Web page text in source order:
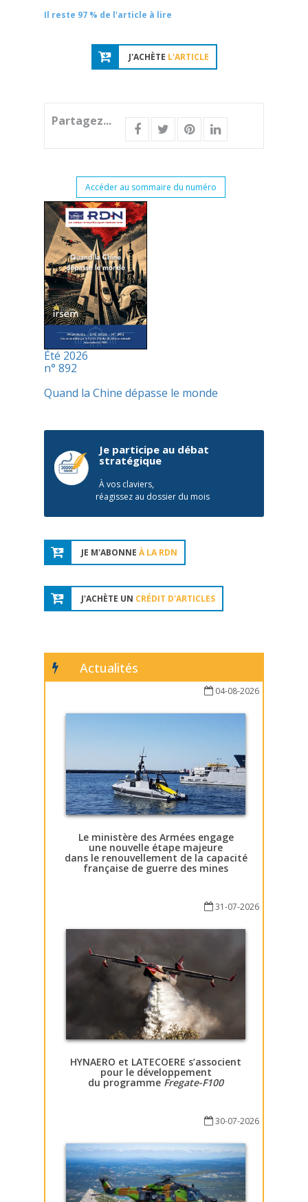
Il reste 97 % de l'article à lire
J'ACHÈTE L'ARTICLE
Partagez...
Accéder au sommaire du numéro
Été 2026
n° 892
Quand la Chine dépasse le monde
Je participe au débat
stratégique
À vos claviers,
réagissez au dossier du mois
JE M'ABONNE À LA RDN
J'ACHÈTE UN CRÉDIT D'ARTICLES
Actualités
04-08-2026
Le ministère des Armées engage
une nouvelle étape majeure
dans le renouvellement de la capacité
française de guerre des mines
31-07-2026
HYNAERO et LATECOERE s’associent
pour le développement
du programme Fregate-F100
30-07-2026